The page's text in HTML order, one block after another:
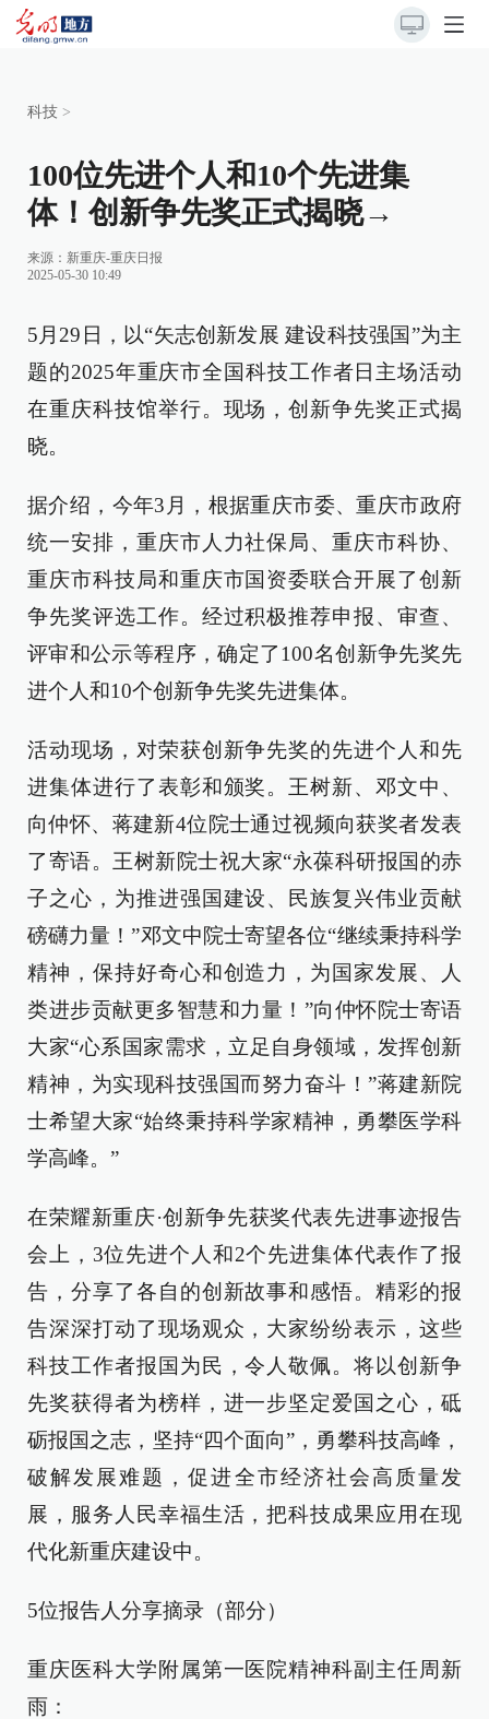
科技 >
100位先进个人和10个先进集
体！创新争先奖正式揭晓→
来源： 新重庆-重庆日报
2025-05-30 10:49
5月29日，以“矢志创新发展 建设科技强国”为主
题的2025年重庆市全国科技工作者日主场活动
在重庆科技馆举行。现场，创新争先奖正式揭
晓。
据介绍，今年3月，根据重庆市委、重庆市政府
统一安排，重庆市人力社保局、重庆市科协、
重庆市科技局和重庆市国资委联合开展了创新
争先奖评选工作。经过积极推荐申报、审查、
评审和公示等程序，确定了100名创新争先奖先
进个人和10个创新争先奖先进集体。
活动现场，对荣获创新争先奖的先进个人和先
进集体进行了表彰和颁奖。王树新、邓文中、
向仲怀、蒋建新4位院士通过视频向获奖者发表
了寄语。王树新院士祝大家“永葆科研报国的赤
子之心，为推进强国建设、民族复兴伟业贡献
磅礴力量！”邓文中院士寄望各位“继续秉持科学
精神，保持好奇心和创造力，为国家发展、人
类进步贡献更多智慧和力量！”向仲怀院士寄语
大家“心系国家需求，立足自身领域，发挥创新
精神，为实现科技强国而努力奋斗！”蒋建新院
士希望大家“始终秉持科学家精神，勇攀医学科
学高峰。”
在荣耀新重庆·创新争先获奖代表先进事迹报告
会上，3位先进个人和2个先进集体代表作了报
告，分享了各自的创新故事和感悟。精彩的报
告深深打动了现场观众，大家纷纷表示，这些
科技工作者报国为民，令人敬佩。将以创新争
先奖获得者为榜样，进一步坚定爱国之心，砥
砺报国之志，坚持“四个面向”，勇攀科技高峰，
破解发展难题，促进全市经济社会高质量发
展，服务人民幸福生活，把科技成果应用在现
代化新重庆建设中。
5位报告人分享摘录（部分）
重庆医科大学附属第一医院精神科副主任周新
雨：